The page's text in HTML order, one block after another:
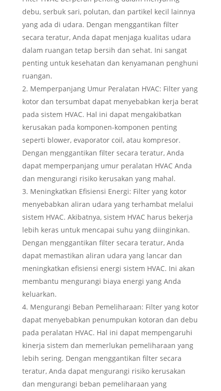
debu, serbuk sari, polutan, dan partikel kecil lainnya
yang ada di udara. Dengan menggantikan filter
secara teratur, Anda dapat menjaga kualitas udara
dalam ruangan tetap bersih dan sehat. Ini sangat
penting untuk kesehatan dan kenyamanan penghuni
ruangan.
Memperpanjang Umur Peralatan HVAC: Filter yang
kotor dan tersumbat dapat menyebabkan kerja berat
pada sistem HVAC. Hal ini dapat mengakibatkan
kerusakan pada komponen-komponen penting
seperti blower, evaporator coil, atau kompresor.
Dengan menggantikan filter secara teratur, Anda
dapat memperpanjang umur peralatan HVAC Anda
dan mengurangi risiko kerusakan yang mahal.
Meningkatkan Efisiensi Energi: Filter yang kotor
menyebabkan aliran udara yang terhambat melalui
sistem HVAC. Akibatnya, sistem HVAC harus bekerja
lebih keras untuk mencapai suhu yang diinginkan.
Dengan menggantikan filter secara teratur, Anda
dapat memastikan aliran udara yang lancar dan
meningkatkan efisiensi energi sistem HVAC. Ini akan
membantu mengurangi biaya energi yang Anda
keluarkan.
Mengurangi Beban Pemeliharaan: Filter yang kotor
dapat menyebabkan penumpukan kotoran dan debu
pada peralatan HVAC. Hal ini dapat mempengaruhi
kinerja sistem dan memerlukan pemeliharaan yang
lebih sering. Dengan menggantikan filter secara
teratur, Anda dapat mengurangi risiko kerusakan
dan mengurangi beban pemeliharaan yang